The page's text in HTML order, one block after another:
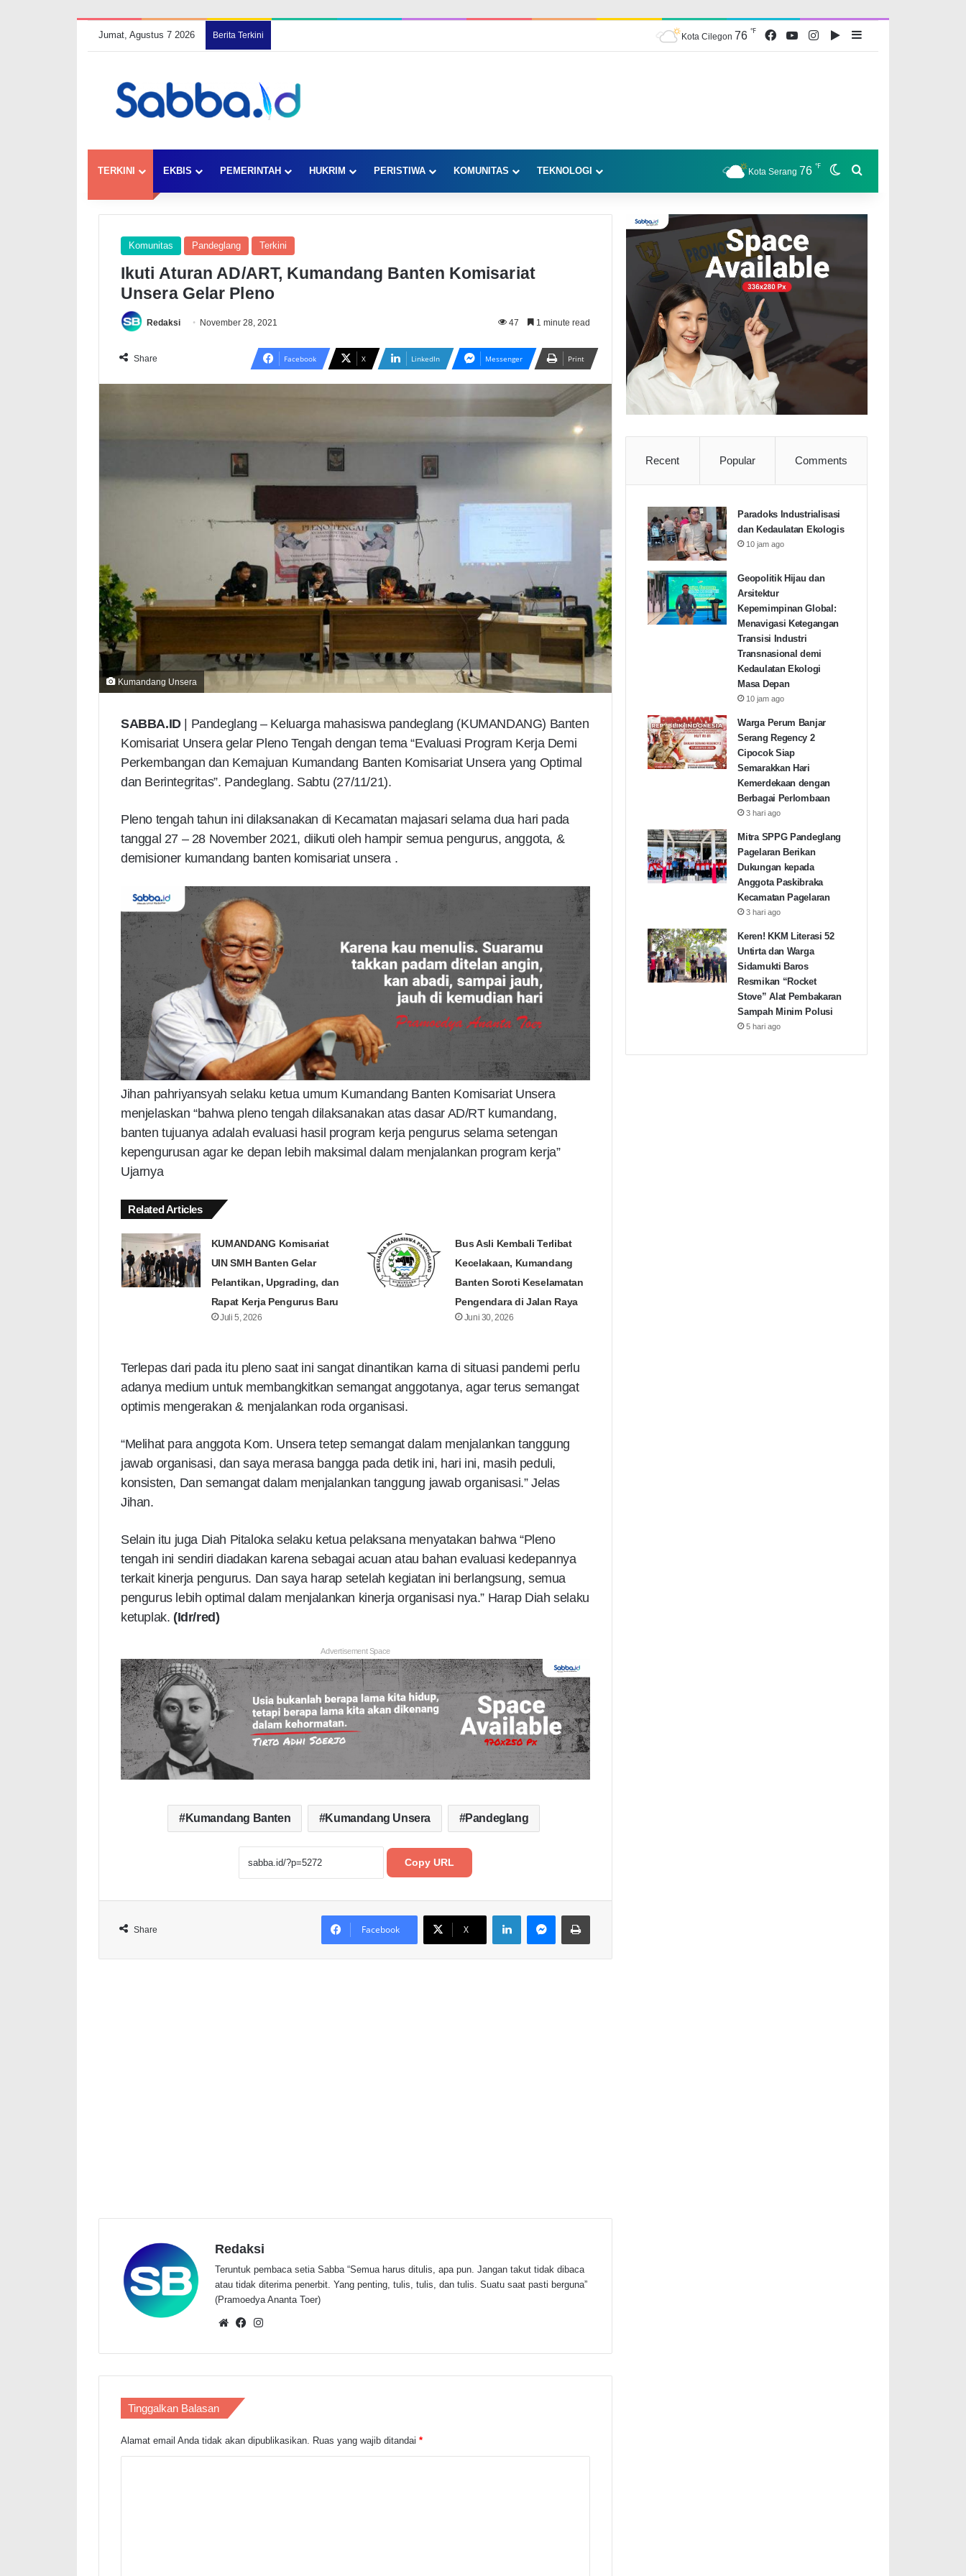
Jumat, Agustus 7 2026 Berita Terkini Kota Cilegon 76 ℉ Facebook
YouTubeInstagramGoogle Play
Sidebar
TERKINI EKBIS PEMERINTAH HUKRIM PERISTIWA KOMUNITAS TEKNOLOGI Kota Serang 76 ℉ Switch skin
Komunitas Pandeglang Terkini
Ikuti Aturan AD/ART, Kumandang Banten Komisariat
Unsera Gelar Pleno
Redaksi November 28, 2021 47 1 minute read
Share Facebook X LinkedIn Messenger Print
Kumandang Unsera
SABBA.ID| Pandeglang – Keluarga mahasiswa pandeglang (KUMANDANG) Banten
Komisariat Unsera gelar Pleno Tengah dengan tema “Evaluasi Program Kerja Demi
Perkembangan dan Kemajuan Kumandang Banten Komisariat Unsera yang Optimal
dan Berintegritas”. Pandeglang. Sabtu (27/11/21).
Pleno tengah tahun ini dilaksanakan di Kecamatan majasari selama dua hari pada
tanggal 27 – 28 November 2021, diikuti oleh hampir semua pengurus, anggota, &
demisioner kumandang banten komisariat unsera .
Jihan pahriyansyah selaku ketua umum Kumandang Banten Komisariat Unsera
menjelaskan “bahwa pleno tengah dilaksanakan atas dasar AD/RT kumandang,
banten tujuanya adalah evaluasi hasil program kerja pengurus selama setengan
kepengurusan agar ke depan lebih maksimal dalam menjalankan program kerja”
Ujarnya
Related Articles
KUMANDANG Komisariat
UIN SMH Banten Gelar
Pelantikan, Upgrading, dan
Rapat Kerja Pengurus Baru
Juli 5, 2026
Bus Asli Kembali Terlibat
Kecelakaan, Kumandang
Banten Soroti Keselamatan
Pengendara di Jalan Raya
Juni 30, 2026
Terlepas dari pada itu pleno saat ini sangat dinantikan karna di situasi pandemi perlu
adanya medium untuk membangkitkan semangat anggotanya, agar terus semangat
optimis mengerakan & menjalankan roda organisasi.
“Melihat para anggota Kom. Unsera tetep semangat dalam menjalankan tanggung
jawab organisasi, dan saya merasa bangga pada detik ini, hari ini, masih peduli,
konsisten, Dan semangat dalam menjalankan tanggung jawab organisasi.” Jelas
Jihan.
Selain itu juga Diah Pitaloka selaku ketua pelaksana menyatakan bahwa “Pleno
tengah ini sendiri diadakan karena sebagai acuan atau bahan evaluasi kedepannya
terkait kinerja pengurus. Dan saya harap setelah kegiatan ini berlangsung, semua
pengurus lebih optimal dalam menjalankan kinerja organisasi nya.” Harap Diah selaku
ketuplak. (Idr/red)
Advertisement Space
Kumandang Banten Kumandang Unsera Pandeglang
Copy URL
Share Facebook X
LinkedInMessengerPrint
Redaksi
Teruntuk pembaca setia Sabba “Semua harus ditulis, apa pun. Jangan takut tidak dibaca
atau tidak diterima penerbit. Yang penting, tulis, tulis, dan tulis. Suatu saat pasti berguna”
(Pramoedya Ananta Toer)
WebsiteFacebook
Tinggalkan Balasan
Alamat email Anda tidak akan dipublikasikan. Ruas yang wajib ditandai *
Recent Popular Comments
Paradoks Industrialisasi
dan Kedaulatan Ekologis
10 jam ago
Geopolitik Hijau dan
Arsitektur
Kepemimpinan Global:
Menavigasi Ketegangan
Transisi Industri
Transnasional demi
Kedaulatan Ekologi
Masa Depan
10 jam ago
Warga Perum Banjar
Serang Regency 2
Cipocok Siap
Semarakkan Hari
Kemerdekaan dengan
Berbagai Perlombaan
3 hari ago
Mitra SPPG Pandeglang
Pagelaran Berikan
Dukungan kepada
Anggota Paskibraka
Kecamatan Pagelaran
3 hari ago
Keren! KKM Literasi 52
Untirta dan Warga
Sidamukti Baros
Resmikan “Rocket
Stove” Alat Pembakaran
Sampah Minim Polusi
5 hari ago